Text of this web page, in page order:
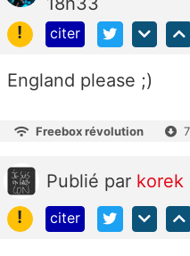
!
citer
England please ;)
Freebox révolution
Publié par korek
!
citer